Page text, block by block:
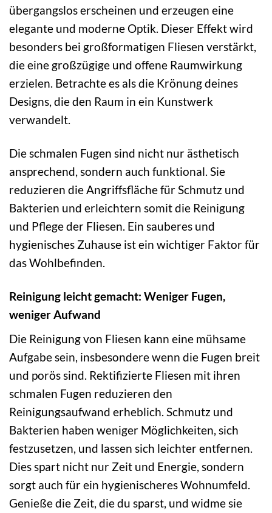
übergangslos erscheinen und erzeugen eine
elegante und moderne Optik. Dieser Effekt wird
besonders bei großformatigen Fliesen verstärkt,
die eine großzügige und offene Raumwirkung
erzielen. Betrachte es als die Krönung deines
Designs, die den Raum in ein Kunstwerk
verwandelt.
Die schmalen Fugen sind nicht nur ästhetisch
ansprechend, sondern auch funktional. Sie
reduzieren die Angriffsfläche für Schmutz und
Bakterien und erleichtern somit die Reinigung
und Pflege der Fliesen. Ein sauberes und
hygienisches Zuhause ist ein wichtiger Faktor für
das Wohlbefinden.
Reinigung leicht gemacht: Weniger Fugen,
weniger Aufwand
Die Reinigung von Fliesen kann eine mühsame
Aufgabe sein, insbesondere wenn die Fugen breit
und porös sind. Rektifizierte Fliesen mit ihren
schmalen Fugen reduzieren den
Reinigungsaufwand erheblich. Schmutz und
Bakterien haben weniger Möglichkeiten, sich
festzusetzen, und lassen sich leichter entfernen.
Dies spart nicht nur Zeit und Energie, sondern
sorgt auch für ein hygienischeres Wohnumfeld.
Genieße die Zeit, die du sparst, und widme sie